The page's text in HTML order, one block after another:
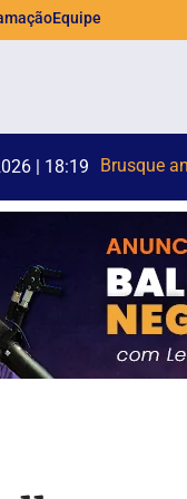
Equipe
| 17:49 Duas
Semana